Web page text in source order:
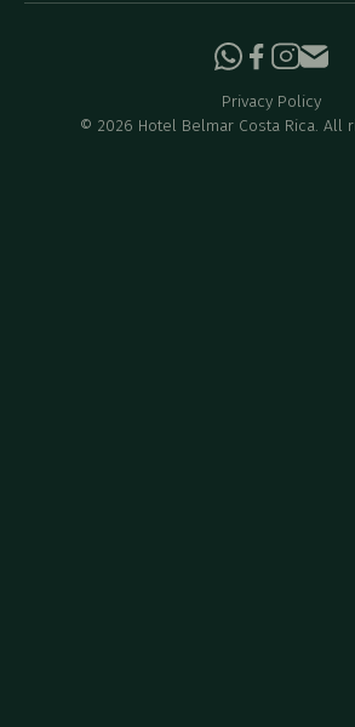
© 2026 Hotel Belmar Costa Rica. All
Privacy Policy